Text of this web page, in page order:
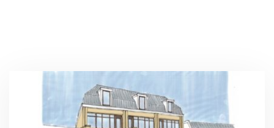
3D Laserscannen & 3D inmeten
Restauratie & herstel